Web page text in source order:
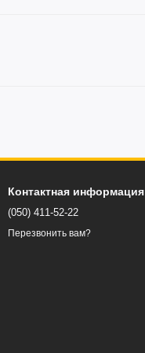
Контактная информация
(050) 411-52-22
Перезвонить вам?